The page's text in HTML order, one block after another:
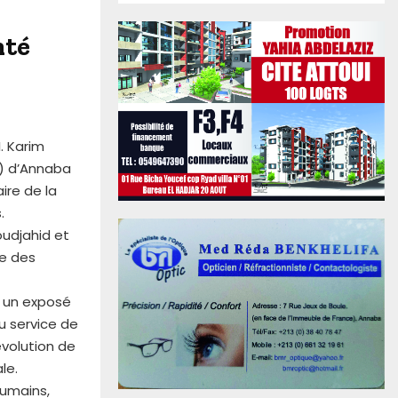
Karim
de la
et
des
exposé
service de
de